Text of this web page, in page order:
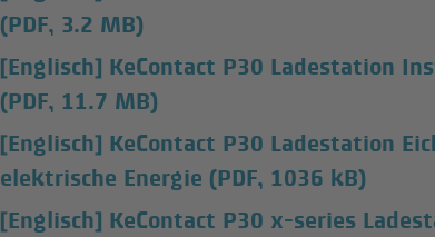
(PDF, 3.2 MB)
[Englisch] KeContact P30 Ladestation
(PDF, 11.7 MB)
[Englisch] KeContact P30 Ladestation
elektrische Energie (PDF, 1036 kB)
[Englisch] KeContact P30 x-series